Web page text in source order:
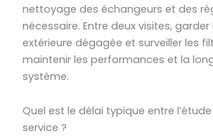
nettoyage des échangeurs et des
nécessaire. Entre deux visites, garder
extérieure dégagée et surveiller les
maintenir les performances et la
système.
Quel est le délai typique entre
service ?